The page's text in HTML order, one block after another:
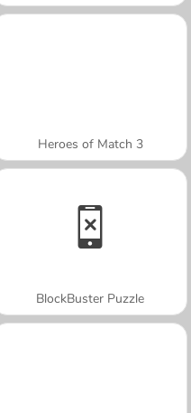
Heroes of Match 3
BlockBuster Puzzle